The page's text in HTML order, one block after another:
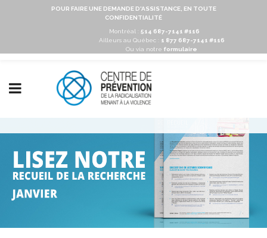
POUR FAIRE UNE DEMANDE D'ASSISTANCE, EN TOUTE
CONFIDENTIALITÉ
Montréal : 514 687-7141 #116
Ailleurs au Québec :
1 877 687-7141 #116
Ou via notre formulaire